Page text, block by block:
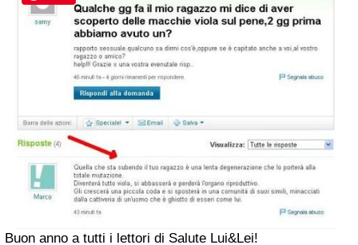
Buon anno a tutti i lettori di Salute Lui&Lei!